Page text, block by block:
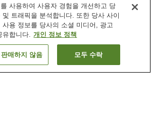
도 놓치지 마세요!
수신해 라쿠텐 트래블 특가 상품
를 받아보세요.
사용하여 사용자 경험을 개선하고 당
트래픽을 분석합니다. 또한 당사 사이
사용 정보를 당사의 소셜 미디어, 광고
유합니다. 개인 정보 정책
매하지 않음 모두 수락